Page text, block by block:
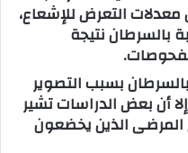
التعرض للإشعاع،
بالسرطان نتيجة
بسبب التصوير
أن بعض الدراسات تشير
الذين يخضعون